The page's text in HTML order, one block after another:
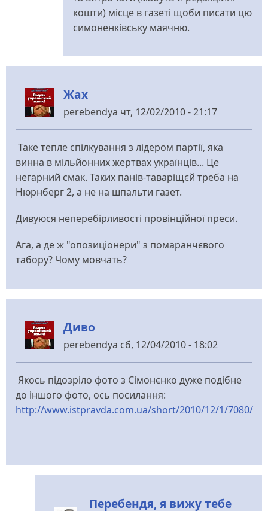
«Именитый
собеседник»
комуняцьке
Yaroslav
кошти) місце в газеті щоби писати цю
симоненківську маячню.
Жах
perebendya чт, 12/02/2010 - 21:17
Таке тепле спілкування з лідером партії, яка
винна в мільйонних жертвах українців... Це
негарний смак. Таких панів-таваріщєй треба на
Нюрнберг 2, а не на шпальти газет.
Дивуюся неперебірливості провінційної преси.
Ага, а де ж "опозиціонери" з помаранчєвого
табору? Чому мовчать?
Диво
perebendya сб, 12/04/2010 - 18:02
Якось підозріло фото з Сімонєнко дуже подібне
до іншого фото, ось посилання:
http://www.istpravda.com.ua/short/2010/12/1/7080/
Перебендя, я вижу тебе